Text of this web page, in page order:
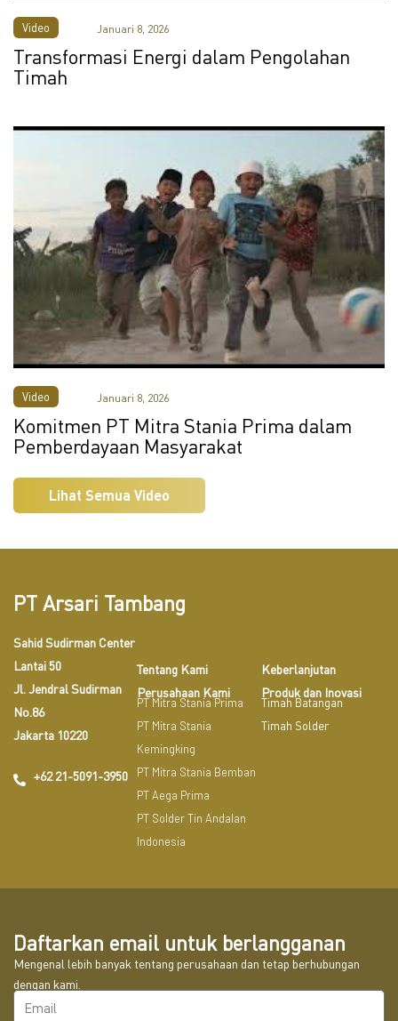
Video
Transformasi Energi dalam Pengolahan
Timah
Januari 8, 2026
Video
Komitmen PT Mitra Stania Prima dalam
Pemberdayaan Masyarakat
Januari 8, 2026
Lihat Semua Video
PT Arsari Tambang
Sahid Sudirman Center
Lantai 50
Jl. Jendral Sudirman
No.86
Jakarta 10220
+62 21-5091-3950
Tentang Kami
Perusahaan Kami
PT Mitra Stania Prima
PT Mitra Stania
Kemingking
PT Mitra Stania Bemban
PT Aega Prima
PT Solder Tin Andalan
Indonesia
Keberlanjutan
Produk dan Inovasi
Timah Batangan
Timah Solder
Daftarkan email untuk berlangganan
Mengenal lebih banyak tentang perusahaan dan tetap berhubungan
dengan kami.